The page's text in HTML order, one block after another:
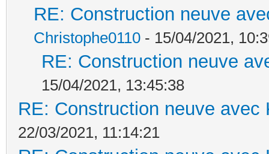
RE: Construction neuve
Christophe0110 - 15/04/2021,
RE: Construction neuve
15/04/2021, 13:45:38
RE: Construction neuve avec
22/03/2021, 11:14:21